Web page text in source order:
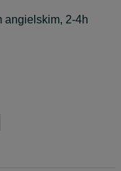
angielskim, 2-4h